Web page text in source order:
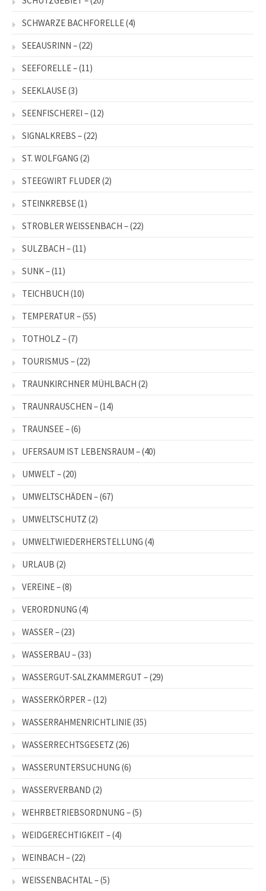
SCHWARZE BACHFORELLE(4)
SEEAUSRINN –(22)
SEEFORELLE –(11)
SEEKLAUSE(3)
SEENFISCHEREI –(12)
SIGNALKREBS –(22)
ST. WOLFGANG (2)
STEEGWIRT FLUDER (2)
STEINKREBSE(1)
STROBLER WEISSENBACH –(22)
SULZBACH –(11)
SUNK –(11)
TEICHBUCH (10)
TEMPERATUR –(55)
TOTHOLZ –(7)
TOURISMUS –(22)
TRAUNKIRCHNER MÜHLBACH (2)
TRAUNRAUSCHEN –(14)
TRAUNSEE –(6)
UFERSAUM IST LEBENSRAUM –(40)
UMWELT –(20)
UMWELTSCHÄDEN –(67)
UMWELTSCHUTZ (2)
UMWELTWIEDERHERSTELLUNG (4)
URLAUB (2)
VEREINE –(8)
VERORDNUNG (4)
WASSER –(23)
WASSERBAU –(33)
WASSERGUT-SALZKAMMERGUT –(29)
WASSERKÖRPER –(12)
WASSERRAHMENRICHTLINIE(35)
WASSERRECHTSGESETZ (26)
WASSERUNTERSUCHUNG (6)
WASSERVERBAND (2)
WEHRBETRIEBSORDNUNG –(5)
WEIDGERECHTIGKEIT –(4)
WEINBACH –(22)
WEISSENBACHTAL –(5)